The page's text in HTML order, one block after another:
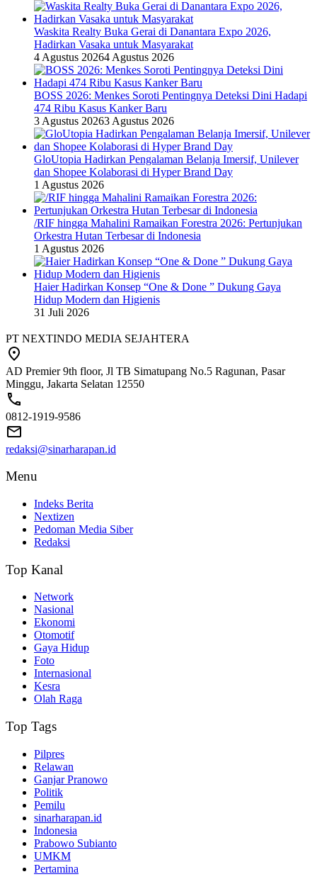
Waskita Realty Buka Gerai di Danantara Expo 2026,
Hadirkan Vasaka untuk Masyarakat
4 Agustus 20264 Agustus 2026
BOSS 2026: Menkes Soroti Pentingnya Deteksi Dini Hadapi
474 Ribu Kasus Kanker Baru
3 Agustus 20263 Agustus 2026
GloUtopia Hadirkan Pengalaman Belanja Imersif, Unilever
dan Shopee Kolaborasi di Hyper Brand Day
1 Agustus 2026
/RIF hingga Mahalini Ramaikan Forestra 2026: Pertunjukan
Orkestra Hutan Terbesar di Indonesia
1 Agustus 2026
Haier Hadirkan Konsep “One & Done ” Dukung Gaya
Hidup Modern dan Higienis
31 Juli 2026
PT NEXTINDO MEDIA SEJAHTERA
AD Premier 9th floor, Jl TB Simatupang No.5 Ragunan, Pasar
Minggu, Jakarta Selatan 12550
0812-1919-9586
redaksi@sinarharapan.id
Menu
Indeks Berita
Nextizen
Pedoman Media Siber
Redaksi
Top Kanal
Network
Nasional
Ekonomi
Otomotif
Gaya Hidup
Foto
Internasional
Kesra
Olah Raga
Top Tags
Pilpres
Relawan
Ganjar Pranowo
Politik
Pemilu
sinarharapan.id
Indonesia
Prabowo Subianto
UMKM
Pertamina